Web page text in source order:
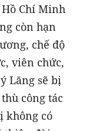
Chí Minh
còn hạn
chế độ
viên chức,
Lăng sẽ bị
công tác
không có